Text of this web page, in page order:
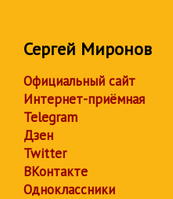
Сергей Миронов
Официальный сайт
Интернет-приёмная
Telegram
Дзен
Twitter
ВКонтакте
Одноклассники